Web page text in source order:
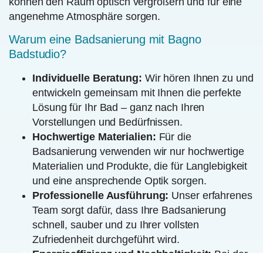
angenehme Atmosphäre sorgen.
Warum eine Badsanierung mit Bagno
Badstudio?
Individuelle Beratung: Wir hören Ihnen zu und
entwickeln gemeinsam mit Ihnen die perfekte
Lösung für Ihr Bad – ganz nach Ihren
Vorstellungen und Bedürfnissen.
Hochwertige Materialien: Für die
Badsanierung verwenden wir nur hochwertige
Materialien und Produkte, die für Langlebigkeit
und eine ansprechende Optik sorgen.
Professionelle Ausführung: Unser erfahrenes
Team sorgt dafür, dass Ihre Badsanierung
schnell, sauber und zu Ihrer vollsten
Zufriedenheit durchgeführt wird.